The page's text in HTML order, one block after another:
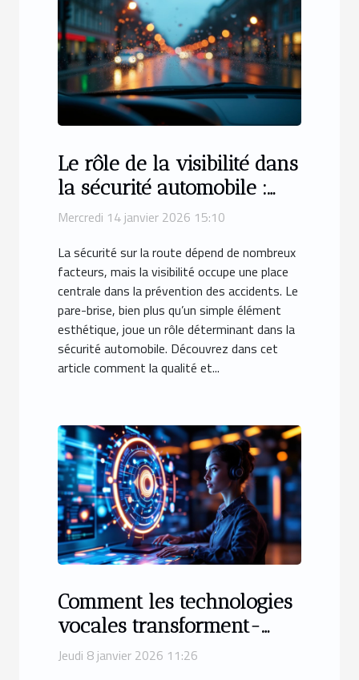
Le rôle de la visibilité dans
la sécurité automobile :
focus sur le pare-brise
Mercredi 14 janvier 2026 15:10
La sécurité sur la route dépend de nombreux
facteurs, mais la visibilité occupe une place
centrale dans la prévention des accidents. Le
pare-brise, bien plus qu’un simple élément
esthétique, joue un rôle déterminant dans la
sécurité automobile. Découvrez dans cet
article comment la qualité et...
Comment les technologies
vocales transforment-
elles les interactions
Jeudi 8 janvier 2026 11:26